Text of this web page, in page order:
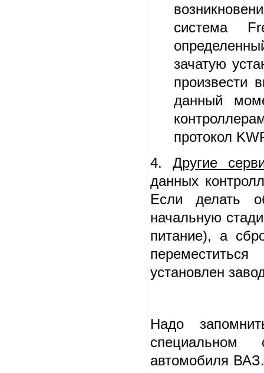
система
зачатую
произвести
данный
протокол
4. Другие
данных
Если делать
начальную
питание), а
установлен
Надо
специальном
автомобиля